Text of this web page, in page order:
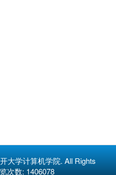
大学计算机学院. All Rights
次数: 1406078